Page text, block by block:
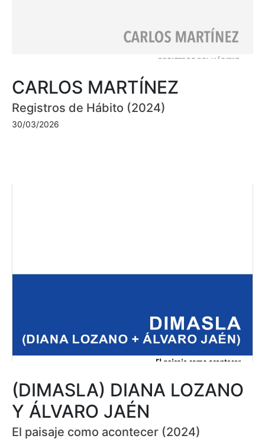
CARLOS MARTÍNEZ
Registros de Hábito (2024)
30/03/2026
(DIMASLA) DIANA LOZANO
Y ÁLVARO JAÉN
El paisaje como acontecer (2024)